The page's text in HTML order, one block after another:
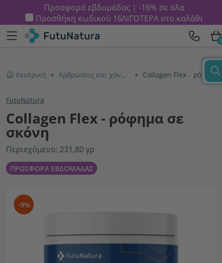
Προσφορά εβδομάδας | -16% σε όλα
Προσθήκη κωδικού 16ΛΙΓΟΤΕΡΑστο καλάθι
0
Κεντρική Αρθρώσεις και χόνδροι Collagen Flex - ρόφημα σε σκόνη
FutuNatura
Collagen Flex - ρόφημα σε
σκόνη
Περιεχόμενο: 231,80 γρ
ΠΡΟΣΦΟΡΑ ΕΒΔΟΜΑΔΑΣ
-9%